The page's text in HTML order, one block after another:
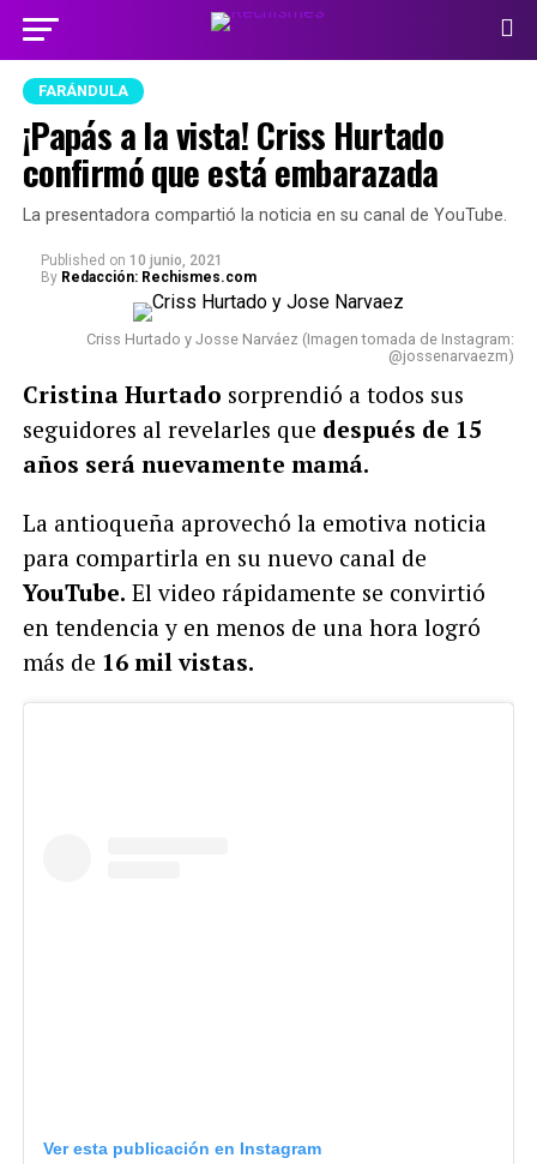
FARÁNDULA
¡Papás a la vista! Criss Hurtado
confirmó que está embarazada
La presentadora compartió la noticia en su canal de YouTube.
Published on 10 junio, 2021
By Redacción: Rechismes.com
Criss Hurtado y Josse Narváez (Imagen tomada de Instagram:
@jossenarvaezm)
Cristina Hurtado sorprendió a todos sus
seguidores al revelarles que después de 15
años será nuevamente mamá.
La antioqueña aprovechó la emotiva noticia
para compartirla en su nuevo canal de
YouTube. El video rápidamente se convirtió
en tendencia y en menos de una hora logró
más de 16 mil vistas.
Ver esta publicación en Instagram